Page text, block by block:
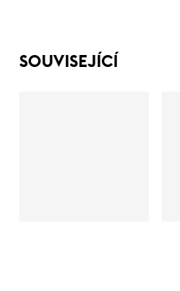
SOUVISEJÍCÍ